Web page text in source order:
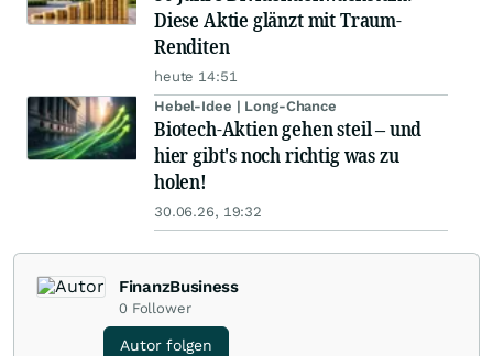
Diese Aktie glänzt mit Traum-
Renditen
heute 14:51
Hebel-Idee | Long-Chance
Biotech-Aktien gehen steil – und
hier gibt's noch richtig was zu
holen!
30.06.26, 19:32
FinanzBusiness
0 Follower
Autor folgen